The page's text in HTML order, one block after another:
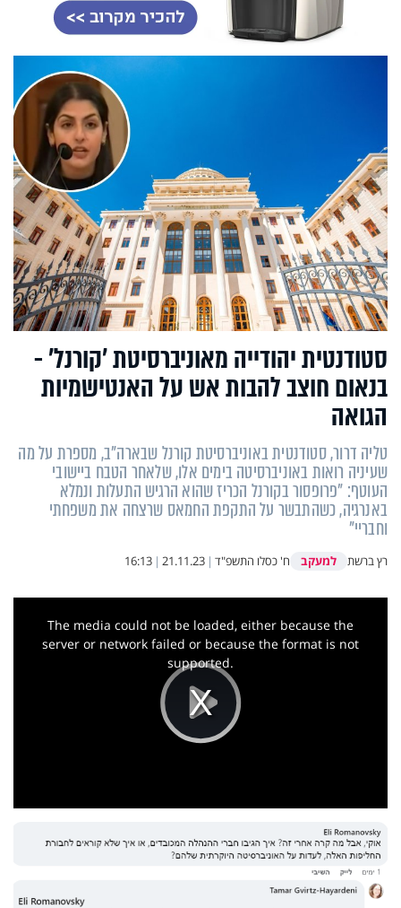
סטודנטית יהודייה מאוניברסיטת 'קורנל' -
בנאום חוצב להבות אש על האנטישמיות
הגואה
טליה דרור, סטודנטית באוניברסיטת קורנל שבארה"ב, מספרת על מה
שעיניה רואות באוניברסיטה בימים אלו, שלאחר הטבח ביישובי
העוטף: "פרופסור בקורנל הכריז שהוא הרגיש התעלות ונמלא
באנרגיה, כשהתבשר על התקפת החמאס שרצחה את משפחתי
וחבריי"
רץ ברשת למעקב ח' כסלו התשפ"ד |
21.11.23
|
16:13
Play
Video
This
The media could not be loaded, either because the
server or network failed or because the format is not
supported.